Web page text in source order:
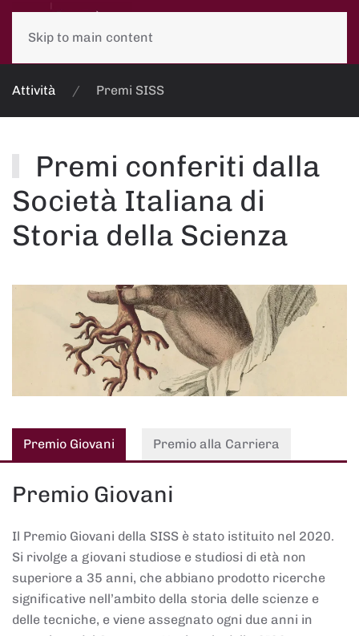
Skip to main content
Attività Premi SISS
Premi conferiti dalla
Società Italiana di
Storia della Scienza
Premio Giovani Premio alla Carriera
Premio Giovani
Il Premio Giovani della SISS è stato istituito nel 2020.
Si rivolge a giovani studiose e studiosi di età non
superiore a 35 anni, che abbiano prodotto ricerche
significative nell’ambito della storia delle scienze e
delle tecniche, e viene assegnato ogni due anni in